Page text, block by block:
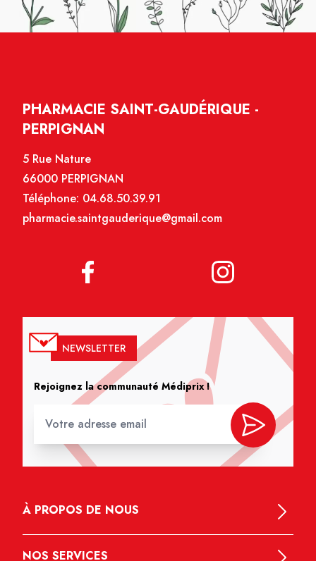
PHARMACIE SAINT-GAUDÉRIQUE -
PERPIGNAN
5 Rue Nature
66000 PERPIGNAN
Téléphone: 04.68.50.39.91
pharmacie.saintgauderique@gmail.com
NEWSLETTER
Rejoignez la communauté Médiprix !
À PROPOS DE NOUS
NOS SERVICES